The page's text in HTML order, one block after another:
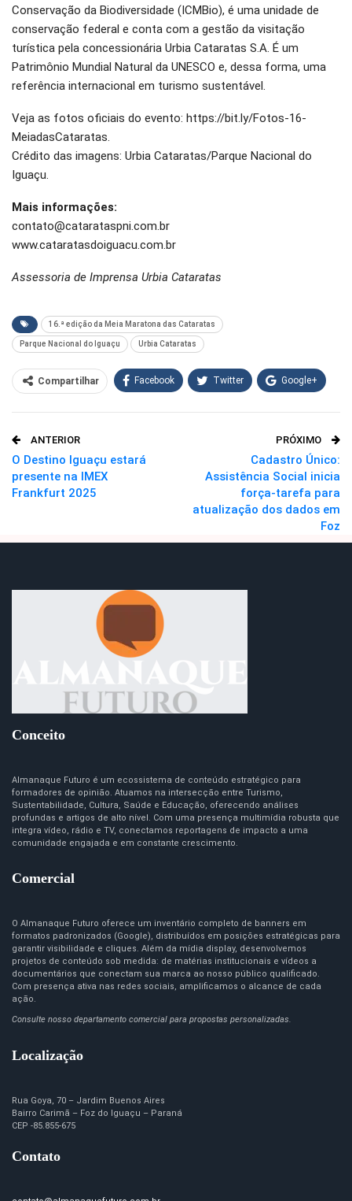
Conservação da Biodiversidade (ICMBio), é uma unidade de
conservação federal e conta com a gestão da visitação
turística pela concessionária Urbia Cataratas S.A. É um
Patrimônio Mundial Natural da UNESCO e, dessa forma, uma
referência internacional em turismo sustentável.
Veja as fotos oficiais do evento: https://bit.ly/Fotos-16-
MeiadasCataratas.
Crédito das imagens: Urbia Cataratas/Parque Nacional do
Iguaçu.
Mais informações:
contato@catarataspni.com.br
www.cataratasdoiguacu.com.br
Assessoria de Imprensa Urbia Cataratas
16.ª edição da Meia Maratona das Cataratas
Parque Nacional do Iguaçu Urbia Cataratas
Compartilhar Facebook Twitter Google+
O email
ANTERIOR
O Destino Iguaçu estará
presente na IMEX
Frankfurt 2025
PRÓXIMO
Cadastro Único:
Assistência Social inicia
força-tarefa para
atualização dos dados em
Foz
Conceito
Almanaque Futuro é um ecossistema de conteúdo estratégico para
formadores de opinião. Atuamos na intersecção entre Turismo,
Sustentabilidade, Cultura, Saúde e Educação, oferecendo análises
profundas e artigos de alto nível. Com uma presença multimídia robusta que
integra vídeo, rádio e TV, conectamos reportagens de impacto a uma
comunidade engajada e em constante crescimento.
Comercial
O Almanaque Futuro oferece um inventário completo de banners em
formatos padronizados (Google), distribuídos em posições estratégicas para
garantir visibilidade e cliques. Além da mídia display, desenvolvemos
projetos de conteúdo sob medida: de matérias institucionais e vídeos a
documentários que conectam sua marca ao nosso público qualificado.
Com presença ativa nas redes sociais, amplificamos o alcance de cada
ação.
Consulte nosso departamento comercial para propostas personalizadas.
Localização
Rua Goya, 70 – Jardim Buenos Aires
Bairro Carimã – Foz do Iguaçu – Paraná
CEP -85.855-675
Contato